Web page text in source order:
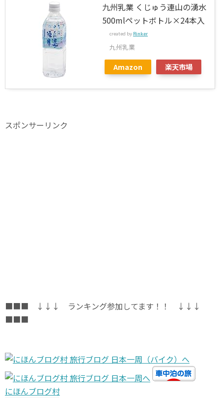
九州乳業 くじゅう連山の湧水
500mlペットボトル×24本入
created by Rinker
九州乳業
Amazon 楽天市場
スポンサーリンク
■■■ ↓↓↓ ランキング参加してます！！ ↓↓↓
■■■
にほんブログ村